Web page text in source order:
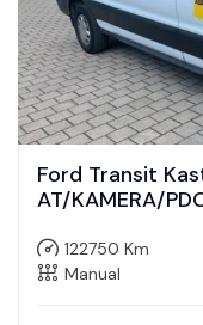
Ford Transit
AT/KAMERA/
122750 Km
Manual